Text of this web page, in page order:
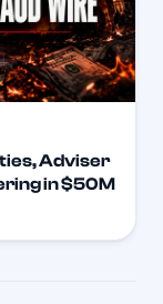
Adviser
in $50M